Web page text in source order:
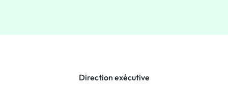
Direction exécutive